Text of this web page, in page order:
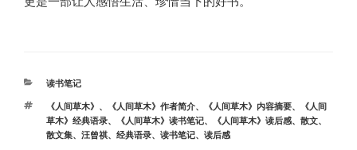
分
读书笔记
标
签
《人间草木》 、 《人间草木》作者简介、 《人间草木》内容摘要、
《人间
草木》经典语录、 《人间草木》读书笔记、 《人间草木》读后感、 散文、
散文集、 汪曾祺、 经典语录、 读书笔记、 读后感